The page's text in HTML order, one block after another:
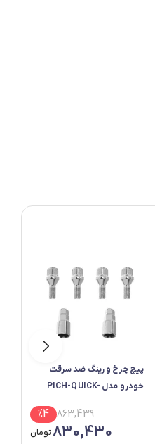
پیچ چرخ و رینگ ضد سرقت
خودرو مدل PICH-QUICK-
863,439
%4
830,430تومان